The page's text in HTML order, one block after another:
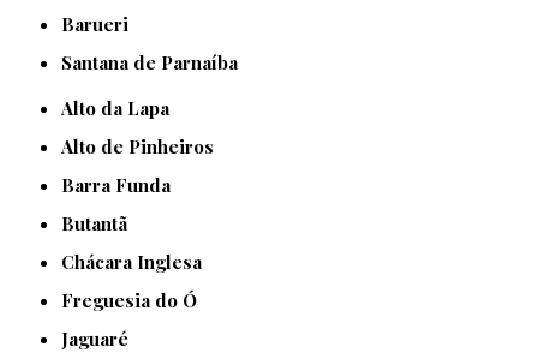
Barueri
Santana de Parnaíba
Alto da Lapa
Alto de Pinheiros
Barra Funda
Butantã
Chácara Inglesa
Freguesia do Ó
Jaguaré